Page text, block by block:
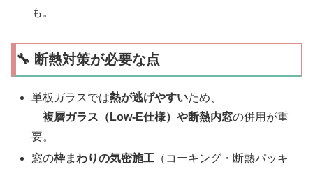
も。
🔧 断熱対策が必要な点
単板ガラスでは熱が逃げやすいため、
複層ガラス（Low-E仕様）や断熱内窓の併用が重
要。
窓の枠まわりの気密施工 （コーキング・断熱パッキ